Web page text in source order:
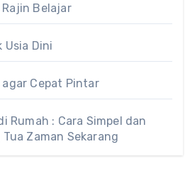
Rajin Belajar
Usia Dini
agar Cepat Pintar
Rumah : Cara Simpel dan
Zaman Sekarang